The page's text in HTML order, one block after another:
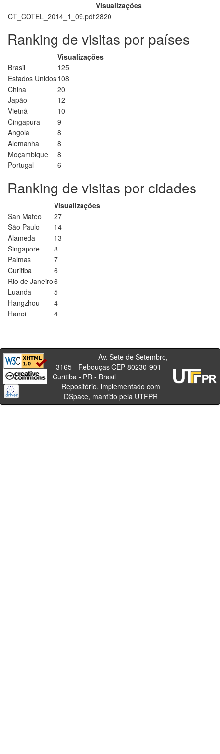
Visualizações
CT_COTEL_2014_1_09.pdf2820
Ranking de visitas por países
Visualizações
Brasil
125
Estados Unidos108
China
20
Japão
12
Vietnã
10
Cingapura
9
Angola
8
Alemanha
8
Moçambique
8
Portugal
6
Ranking de visitas por cidades
Visualizações
San Mateo
27
São Paulo
14
Alameda
13
Singapore
8
Palmas
7
Curitiba
6
Rio de Janeiro6
Luanda
5
Hangzhou
4
Hanoi
4
Av. Sete de Setembro,
3165 - Rebouças CEP 80230-901 -
Curitiba - PR - Brasil
Repositório, implementado com
DSpace, mantido pela UTFPR